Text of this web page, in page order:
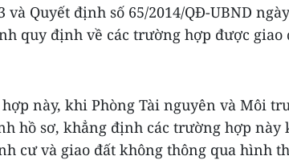
và Quyết định số 65/2014/QĐ-UBND
quy định về các trường hợp được giao
này, khi Phòng Tài nguyên và Môi
hồ sơ, khẳng định các trường hợp này
cư và giao đất không thông qua hình